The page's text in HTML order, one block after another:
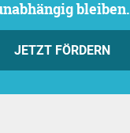
bleiben.
JETZT FÖRDERN